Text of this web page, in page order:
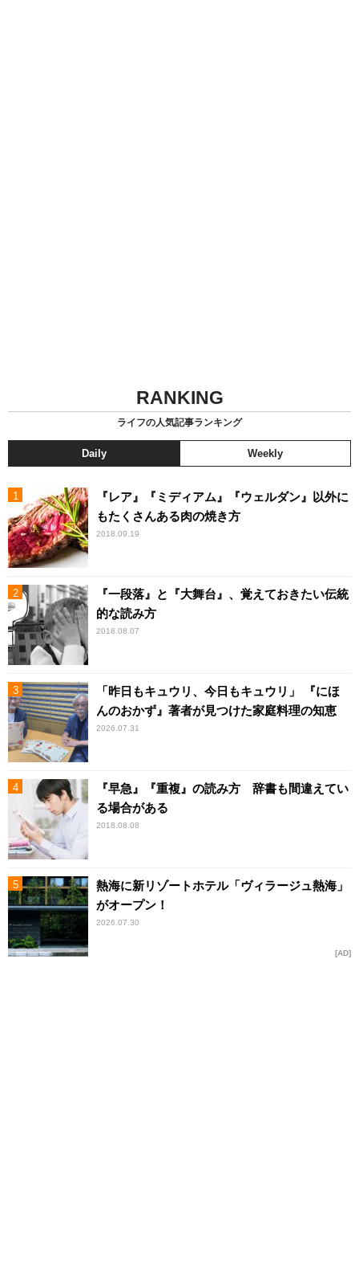
RANKING
ライフの人気記事ランキング
Daily Weekly
『レア』『ミディアム』『ウェルダン』以外に
もたくさんある肉の焼き方
2018.09.19
『一段落』と『大舞台』、覚えておきたい伝統
的な読み方
2018.08.07
「昨日もキュウリ、今日もキュウリ」 『にほ
んのおかず』著者が見つけた家庭料理の知恵
2026.07.31
『早急』『重複』の読み方 辞書も間違えてい
る場合がある
2018.08.08
熱海に新リゾートホテル「ヴィラージュ熱海」
がオープン！
2026.07.30
AD